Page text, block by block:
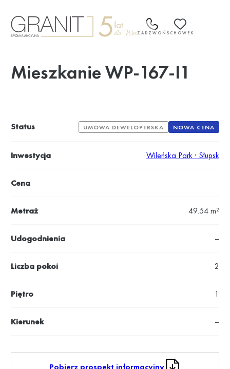
do
treści
ZADZWOŃ SCHOWEK
Mieszkanie WP-167-I1
Status UMOWA DEWELOPERSKA NOWA CENA
Inwestycja Wileńska Park · Słupsk
Cena
Metraż 49.54 m²
Udogodnienia –
Liczba pokoi 2
Piętro 1
Kierunek –